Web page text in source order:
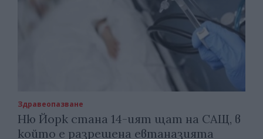
Здравеопазване
Ню Йорк стана 14-ият щат на САЩ, в
който е разрешена евтаназията